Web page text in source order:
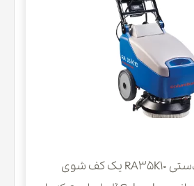
دستگاه اسکرابر دستی RA35K10 یک کف شوی